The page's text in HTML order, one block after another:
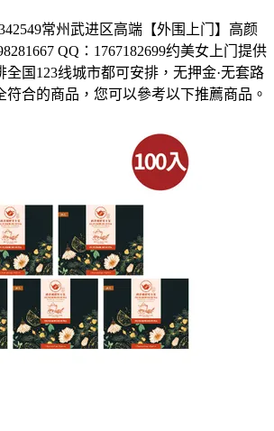
常州武进区高端【外围上门】高颜
QQ：1767182699约美女上门提供
全国123线城市都可安排，无押金·无套路
符合的商品，您可以參考以下推薦商品 。